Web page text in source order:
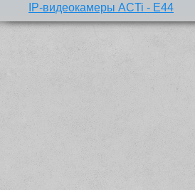
IP-видеокамеры ACTi - E44